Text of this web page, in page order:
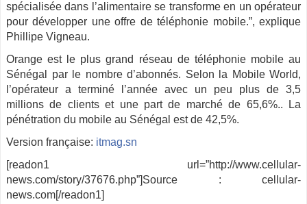
spécialisée dans l’alimentaire se transforme en un opérateur
pour développer une offre de téléphonie mobile.”, explique
Phillipe Vigneau.
Orange est le plus grand réseau de téléphonie mobile au
Sénégal par le nombre d’abonnés. Selon la Mobile World,
l’opérateur a terminé l’année avec un peu plus de 3,5
millions de clients et une part de marché de 65,6%.. La
pénétration du mobile au Sénégal est de 42,5%.
Version française: itmag.sn
[readon1 url=”http://www.cellular-
news.com/story/37676.php”]Source : cellular-
news.com[/readon1]